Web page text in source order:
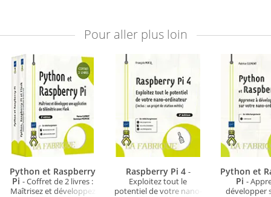
Pour aller plus loin
Python et Raspberry
Pi - Coffret de 2 livres :
Maîtrisez et développez
Raspberry Pi 4 -
Exploitez tout le
potentiel de votre nano-
Python et
Pi -
développer